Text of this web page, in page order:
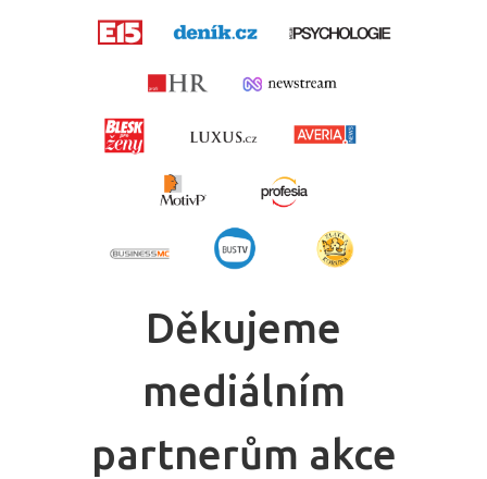
Děkujeme
mediálním
partnerům akce
Domů
Program 26.3.
Program 27.3.